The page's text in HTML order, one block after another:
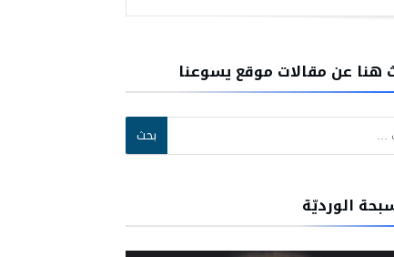
هنا عن مقالات موقع يسوعنا
الورديّة